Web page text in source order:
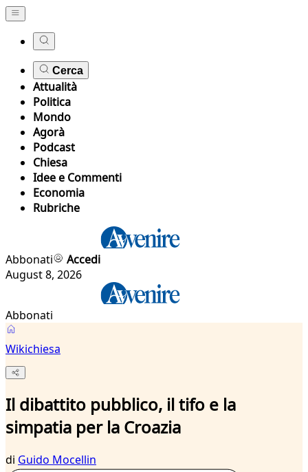
Cerca
Attualità
Politica
Mondo
Agorà
Podcast
Chiesa
Idee e Commenti
Economia
Rubriche
Abbonati
Accedi
August 8, 2026
Abbonati
Wikichiesa
Il dibattito pubblico, il tifo e la
simpatia per la Croazia
di Guido Mocellin